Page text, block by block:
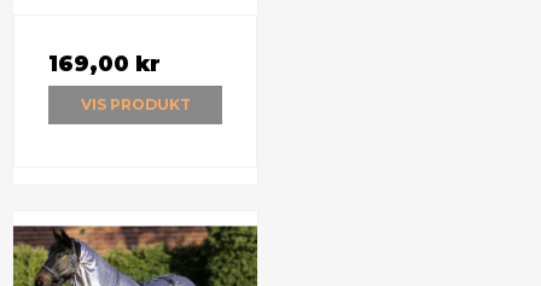
169,00 kr
VIS PRODUKT